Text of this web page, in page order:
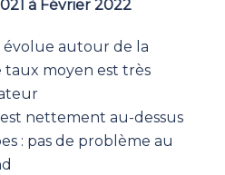
à Février 2022
évolue autour de la
moyen est très
nettement au-dessus
: pas de problème au